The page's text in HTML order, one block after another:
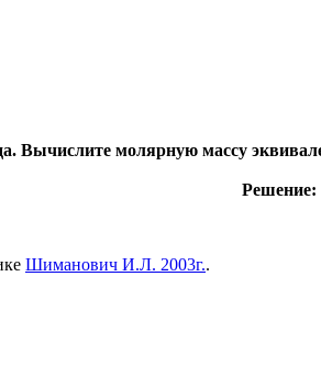
Вычислите молярную массу
Решение:
Шиманович И.Л. 2003г..